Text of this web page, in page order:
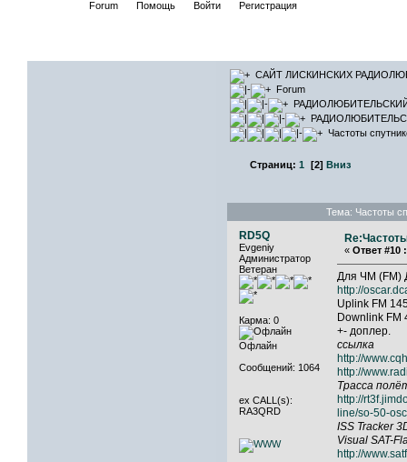
Forum Помощь Войти Регистрация
САЙТ ЛИСКИНСКИХ
Forum
Частоты
Страниц: 1 [2] Вниз
Тема: Частоты
RD5Q
Evgeniy
Администратор
Ветеран
Карма: 0
Офлайн
Сообщений: 1064
ex CALL(s):
RA3QRD
« Ответ #10 :
Для ЧМ (FM)
http://
Uplink FM
Downlink FM
+- доплер.
ссылка
http://
http://
Трасса
http://
line/so-50-
ISS Tracker
Visual SAT-
http://